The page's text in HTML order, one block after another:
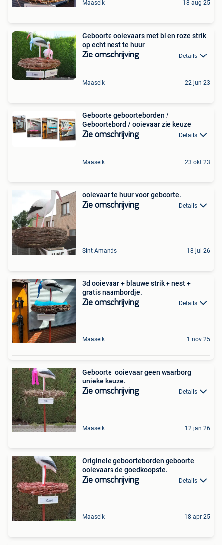
Maaseik 18 aug 25
Geboorte ooievaars met bl en roze strik
op echt nest te huur
Zie omschrijving Details
Maaseik 22 jun 23
Geboorte geboorteborden /
Geboortebord / ooievaar zie keuze
Zie omschrijving Details
Maaseik 23 okt 23
ooievaar te huur voor geboorte.
Zie omschrijving Details
Sint-Amands 18 jul 26
3d ooievaar + blauwe strik + nest +
gratis naambordje.
Zie omschrijving Details
Maaseik 1 nov 25
Geboorte ️ ooievaar geen waarborg
unieke keuze.
Zie omschrijving Details
Maaseik 12 jan 26
Originele geboorteborden geboorte
ooievaars de goedkoopste.
Zie omschrijving Details
Maaseik 18 apr 25